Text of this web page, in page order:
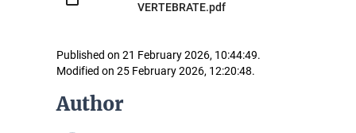
VERTEBRATE.pdf
Published on 21 February 2026, 10:44:49.
Modified on 25 February 2026, 12:20:48.
Author